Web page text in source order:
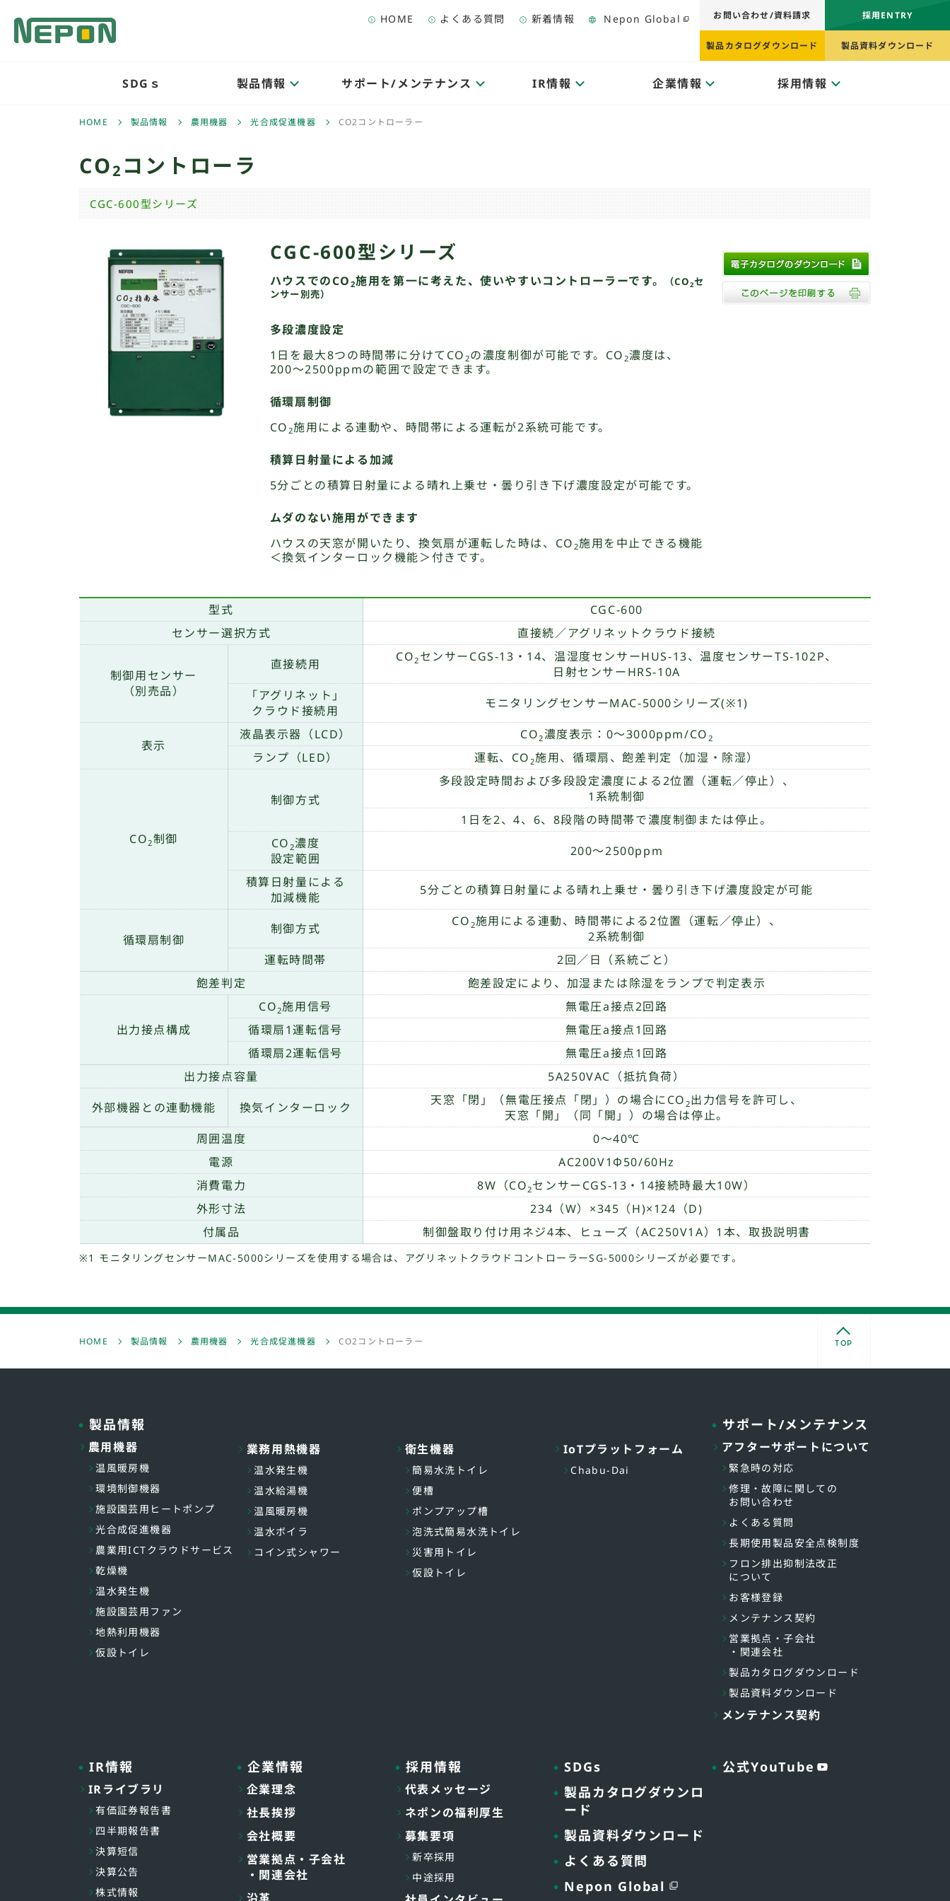
HOME よくある質問 新着情報 Nepon Global お問い合わせ/資料請求
製品カタログダウンロード
採用ENTRY
製品資料ダウンロード
SDGｓ 製品情報 サポート/メンテナンス IR情報 企業情報 採用情報
HOME 製品情報 農用機器 光合成促進機器 CO2コントローラー
CO2 コントローラ
CGC-600型シリーズ
CGC-600型シリーズ
ハウスでのCO 2施用を第一に考えた、使いやすいコントローラーです。 （CO2セ
ンサー別売）
多段濃度設定
1日を最大8つの時間帯に分けてCO 2の濃度制御が可能です。CO 2濃度は、
200〜2500ppmの範囲で設定できます。
循環扇制御
CO 2施用による連動や、時間帯による運転が2系統可能です。
積算日射量による加減
5分ごとの積算日射量による晴れ上乗せ・曇り引き下げ濃度設定が可能です。
ムダのない施用ができます
ハウスの天窓が開いたり、換気扇が運転した時は、CO 2施用を中止できる機能
＜換気インターロック機能＞付きです。
型式
CGC-600
センサー選択方式
直接続／アグリネットクラウド接続
制御用センサー
（別売品）
直接続用 CO2 センサーCGS-13・14、温湿度センサーHUS-13、温度センサーTS-102P、
日射センサーHRS-10A
「アグリネット」
クラウド接続用
モニタリングセンサーMAC-5000シリーズ(※1)
表示
液晶表示器（LCD） CO2濃度表示：0〜3000ppm/CO 2
ランプ（LED） 運転、CO 2施用、循環扇、飽差判定（加湿・除湿）
CO2制御
制御方式
多段設定時間および多段設定濃度による2位置（運転／停止）、
1系統制御
1日を2、4、6、8段階の時間帯で濃度制御または停止。
CO 2濃度
設定範囲
200〜2500ppm
積算日射量による
加減機能
5分ごとの積算日射量による晴れ上乗せ・曇り引き下げ濃度設定が可能
循環扇制御
制御方式 CO 2施用による連動、時間帯による2位置（運転／停止）、
2系統制御
運転時間帯
2回／日（系統ごと）
飽差判定
飽差設定により、加湿または除湿をランプで判定表示
出力接点構成
CO2施用信号
無電圧a接点2回路
循環扇1運転信号
無電圧a接点1回路
循環扇2運転信号
無電圧a接点1回路
出力接点容量
5A250VAC（抵抗負荷）
外部機器との連動機能
換気インターロック 天窓「閉」（無電圧接点「閉」）の場合にCO 2出力信号を許可し、
天窓「開」（同「開」）の場合は停止。
周囲温度
0〜40℃
電源
AC200V1Φ50/60Hz
消費電力
8W（CO2センサーCGS-13・14接続時最大10W）
外形寸法
234（W）×345（H)×124（D)
付属品
制御盤取り付け用ネジ4本、ヒューズ（AC250V1A）1本、取扱説明書
※1 モニタリングセンサーMAC-5000シリーズを使用する場合は、アグリネットクラウドコントローラーSG-5000シリーズが必要です。
HOME 製品情報 農用機器 光合成促進機器 CO2コントローラー TOP
製品情報
農用機器
温風暖房機
環境制御機器
施設園芸用ヒートポンプ
光合成促進機器
農業用ICTクラウドサービス
乾燥機
温水発生機
施設園芸用ファン
地熱利用機器
仮設トイレ
業務用熱機器
温水発生機
温水給湯機
温風暖房機
温水ボイラ
コイン式シャワー
衛生機器
簡易水洗トイレ
便槽
ポンプアップ槽
泡洗式簡易水洗トイレ
災害用トイレ
仮設トイレ
IoTプラットフォーム
Chabu-Dai
サポート/メンテナンス
アフターサポートについて
緊急時の対応
修理・故障に関しての
お問い合わせ
よくある質問
長期使用製品安全点検制度
フロン排出抑制法改正
について
お客様登録
メンテナンス契約
営業拠点・子会社
・関連会社
製品カタログダウンロード
製品資料ダウンロード
メンテナンス契約
IR情報
IRライブラリ
有価証券報告書
四半期報告書
決算短信
決算公告
株式情報
企業情報
企業理念
社長挨拶
会社概要
営業拠点・子会社
・関連会社
採用情報
代表メッセージ
ネポンの福利厚生
募集要項
新卒採用
中途採用
SDGs
製品カタログダウンロ
ード
製品資料ダウンロード
よくある質問
Nepon Global
公式YouTube